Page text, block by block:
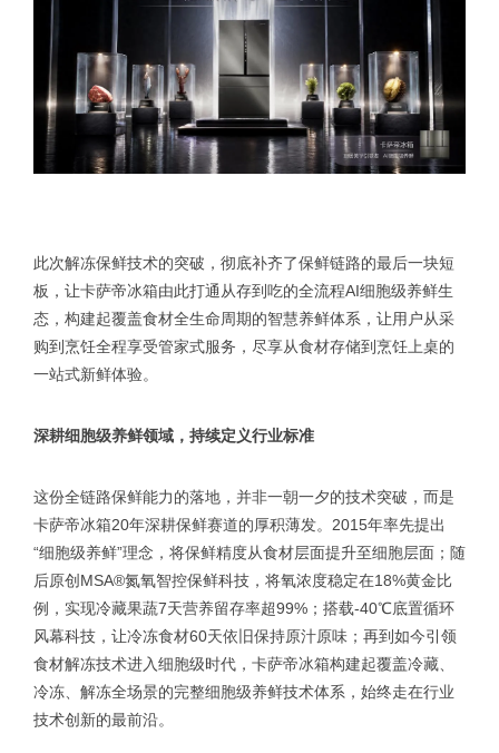
此次解冻保鲜技术的突破，彻底补齐了保鲜链路的最后一块短
板，让卡萨帝冰箱由此打通从存到吃的全流程AI细胞级养鲜生
态，构建起覆盖食材全生命周期的智慧养鲜体系，让用户从采
购到烹饪全程享受管家式服务，尽享从食材存储到烹饪上桌的
一站式新鲜体验。
深耕细胞级养鲜领域，持续定义行业标准
这份全链路保鲜能力的落地，并非一朝一夕的技术突破，而是
卡萨帝冰箱20年深耕保鲜赛道的厚积薄发。2015年率先提出
“细胞级养鲜”理念，将保鲜精度从食材层面提升至细胞层面；随
后原创MSA®氮氧智控保鲜科技，将氧浓度稳定在18%黄金比
例，实现冷藏果蔬7天营养留存率超99%；搭载-40℃底置循环
风幕科技，让冷冻食材60天依旧保持原汁原味；再到如今引领
食材解冻技术进入细胞级时代，卡萨帝冰箱构建起覆盖冷藏、
冷冻、解冻全场景的完整细胞级养鲜技术体系，始终走在行业
技术创新的最前沿。